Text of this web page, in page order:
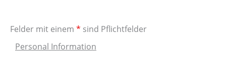
Felder mit einem * sind Pflichtfelder
Personal Information